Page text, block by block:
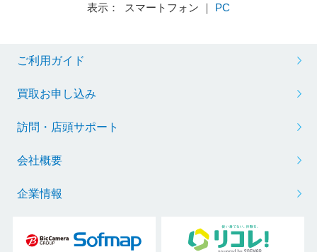
表示： スマートフォン ｜ PC
ご利用ガイド
買取お申し込み
訪問・店頭サポート
会社概要
企業情報